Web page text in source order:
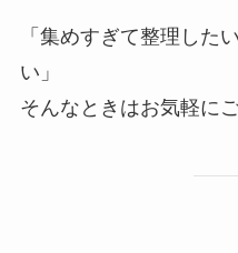
「集めすぎて整理した
い」
そんなときはお気軽に